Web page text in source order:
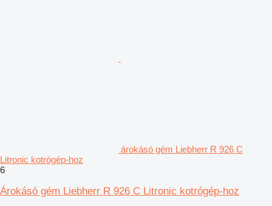
árokásó gém Liebherr R 926 C
Litronic kotrógép-hoz
6
Árokásó gém Liebherr R 926 C Litronic kotrógép-hoz